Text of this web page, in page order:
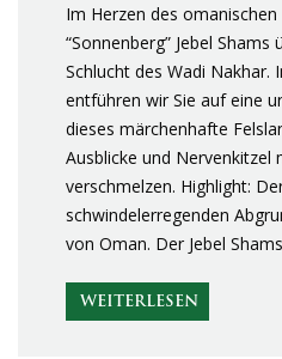
Im Herzen des
“Sonnenberg” Jebel
Schlucht des Wadi Nakhar.
entführen wir Sie auf eine
dieses märchenhafte
Ausblicke und Nervenkitzel
verschmelzen. Highlight:
schwindelerregenden
von Oman. Der Jebel
WEITERLESEN